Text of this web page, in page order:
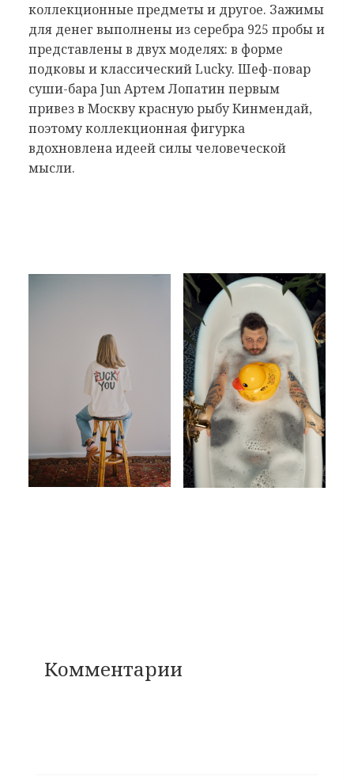
коллекционные предметы и другое. Зажимы
для денег выполнены из серебра 925 пробы и
представлены в двух моделях: в форме
подковы и классический Lucky. Шеф-повар
суши-бара Jun Артем Лопатин первым
привез в Москву красную рыбу Кинмендай,
поэтому коллекционная фигурка
вдохновлена идеей силы человеческой
мысли.
Комментарии